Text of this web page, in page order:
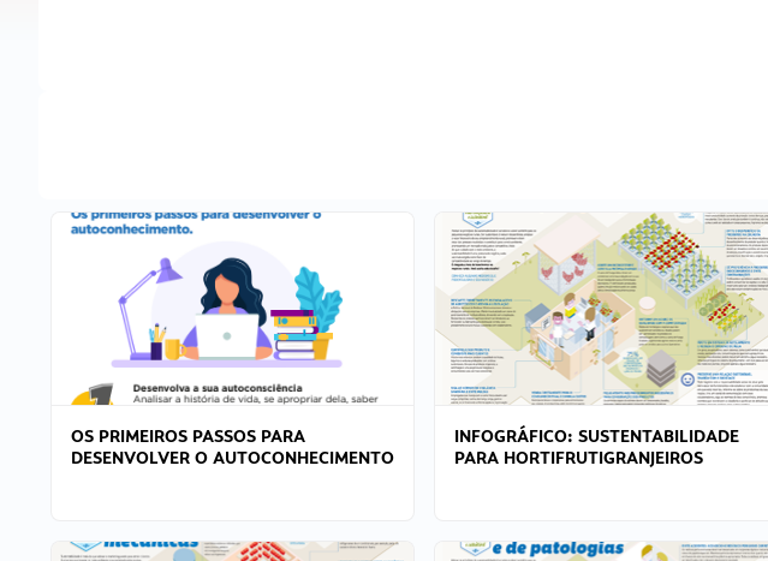
OS PRIMEIROS PASSOS PARA
DESENVOLVER O AUTOCONHECIMENTO
INFOGRÁFICO: SUSTENTABILIDADE
PARA HORTIFRUTIGRANJEIROS